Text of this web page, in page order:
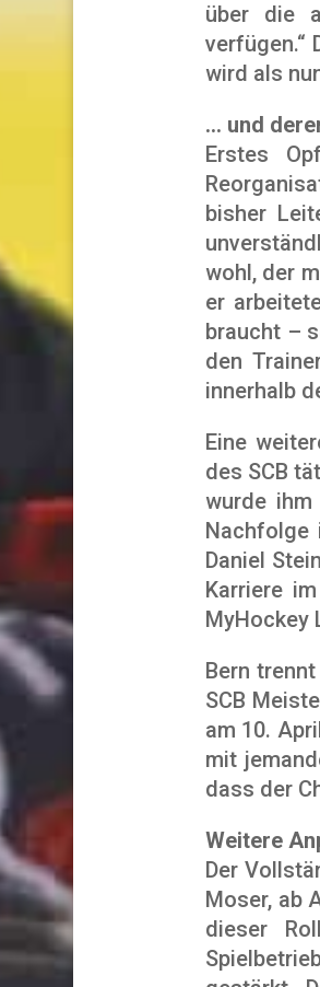
über die
verfügen.“
wird als
… und
Erstes
bisher
wohl, der
er
braucht –
den
innerhalb
Eine
des SCB
wurde
Nachfolge
Daniel
Karriere
MyHockey
Bern
SCB
am 10.
mit
dass der
Weitere
Der
Moser, ab
dieser